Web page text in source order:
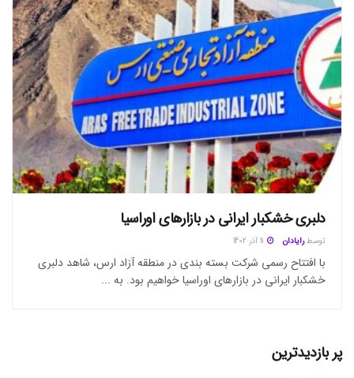
دلبری خشکبار ایرانی در بازار‌های اوراسیا
توسط رایادان
با افتتاح رسمی شرکت بسته بندی در منطقه آزاد ارس، شاهد دلبری
خشکبار ایرانی در بازار‌های اوراسیا خواهیم بود. به ...
پر بازدیدترین